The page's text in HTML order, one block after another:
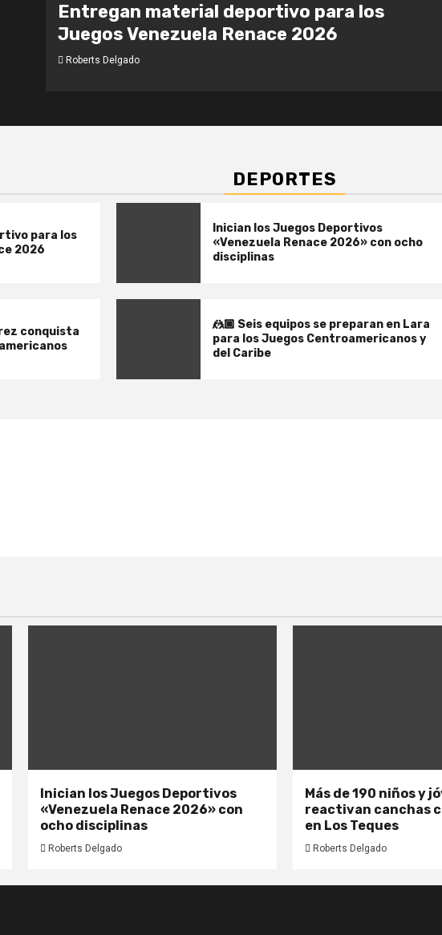
Entregan material deportivo para los
Juegos Venezuela Renace 2026
Roberts Delgado
DEPORTES
para los
2026
Inician los Juegos Deportivos
«Venezuela Renace 2026» con ocho
disciplinas
conquista
🤼🏿 Seis equipos se preparan en Lara
para los Juegos Centroamericanos y
del Caribe
Inician los Juegos Deportivos
«Venezuela Renace 2026» con
ocho disciplinas
Roberts Delgado
Más de 190 niños y
reactivan canchas
en Los Teques
Roberts Delgado